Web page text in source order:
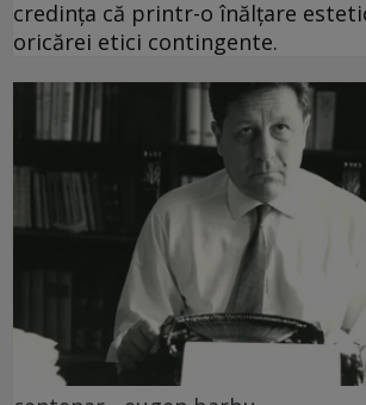
credința că printr-o înălțare
oricărei etici contingente.